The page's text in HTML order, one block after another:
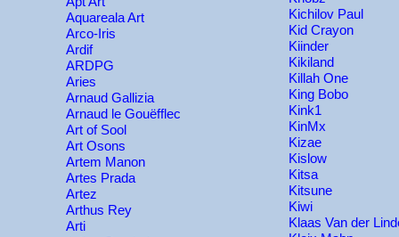
Kichilov Paul
Kid Crayon
Kiinder
Kikiland
Killah One
King Bobo
Kink1
KinMx
Kizae
Kislow
Kitsa
Kitsune
Kiwi
Klaas Van der
Aquareala Art
Arco-Iris
Ardif
ARDPG
Aries
Arnaud Gallizia
Arnaud le Gouëfflec
Art of Sool
Art Osons
Artem Manon
Artes Prada
Artez
Arthus Rey
Arti